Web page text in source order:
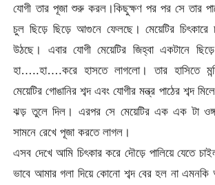
যোগী তার পূজা শুরু করল।কিছুক্ষণ পর পর সে তার
চুল ছিড়ে ছিড়ে আগুনে ফেলছে। মেয়েটির চিৎকারে
উঠছে। এবার যোগী মেয়েটির জিহ্বা একটানে
হা…..হা….করে হাসতে লাগলো। তার হাসিতে
মেয়েটির গোঙানির শব্দ এবং যোগীর মন্ত্র পাঠের শব্দ
ঝড় তুলে দিল। এরপর সে মেয়েটির এক এক টা ওঙ্গ
সামনে রেখে পূজা করতে লাগল।
এসব দেখে আমি চিৎকার করে দৌড়ে পালিয়ে যেতে
ভাবে আমার গলা দিয়ে কোনো শব্দ বের হল না